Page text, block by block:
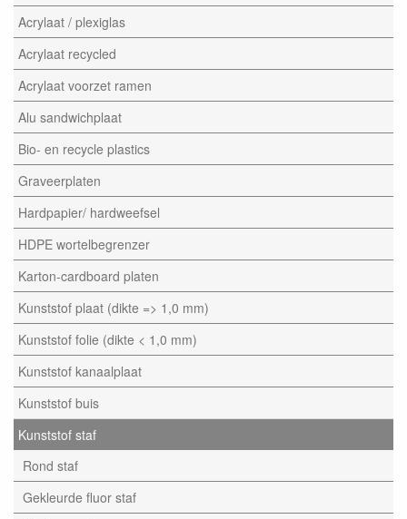
Acrylaat / plexiglas
Acrylaat recycled
Acrylaat voorzet ramen
Alu sandwichplaat
Bio- en recycle plastics
Graveerplaten
Hardpapier/ hardweefsel
HDPE wortelbegrenzer
Karton-cardboard platen
Kunststof plaat (dikte => 1,0 mm)
Kunststof folie (dikte < 1,0 mm)
Kunststof kanaalplaat
Kunststof buis
Kunststof staf
Rond staf
Gekleurde fluor staf